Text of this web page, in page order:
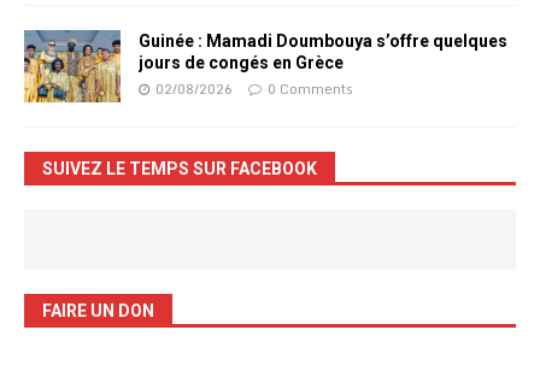
Guinée : Mamadi Doumbouya s’offre quelques
jours de congés en Grèce
02/08/2026 0 Comments
SUIVEZ LE TEMPS SUR FACEBOOK
FAIRE UN DON